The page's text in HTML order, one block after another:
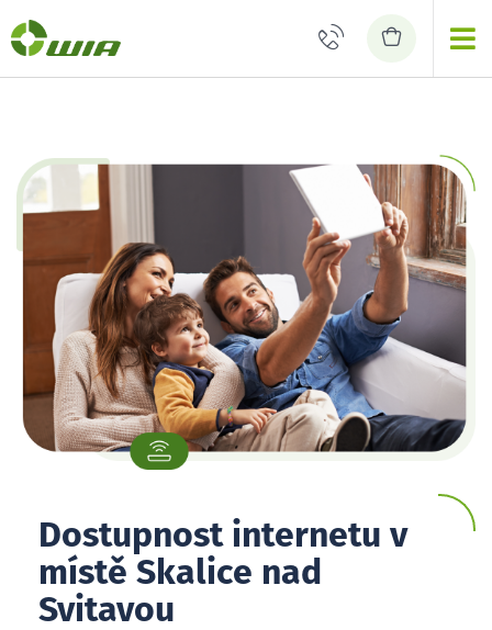
Dostupnost internetu v
místě Skalice nad
Svitavou